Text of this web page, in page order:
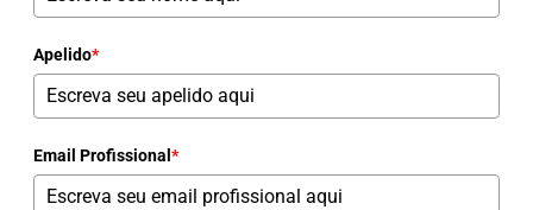
Apelido*
Email Profissional *